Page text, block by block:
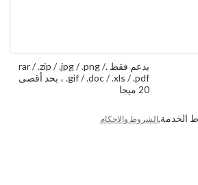
يدعم فقط .rar / .zip / .jpg / .png /
.gif / .doc / .xls / .pdf ، بحد أقصى
20 ميجا
الخدمة,الشروط والاحكام